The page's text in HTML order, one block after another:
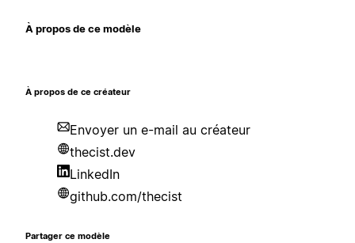
À propos de ce modèle
À propos de ce créateur
Envoyer un e-mail au créateur
thecist.dev
LinkedIn
github.com/thecist
Partager ce modèle